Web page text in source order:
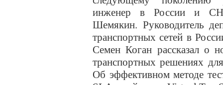
инженер в России и
Шемякин. Руководитель
транспортных сетей в
Семен Коган рассказал о
транспортных решениях
Об эффективном методе